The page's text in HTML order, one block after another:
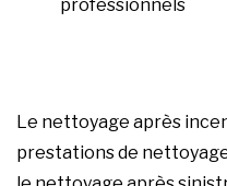
professionnels
Le nettoyage après
prestations de